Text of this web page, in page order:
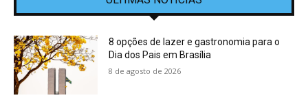
8 opções de lazer e gastronomia para o
Dia dos Pais em Brasília
8 de agosto de 2026